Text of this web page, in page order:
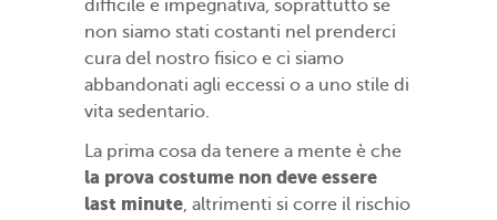
difficile e impegnativa, soprattutto se
non siamo stati costanti nel prenderci
cura del nostro fisico e ci siamo
abbandonati agli eccessi o a uno stile di
vita sedentario.
La prima cosa da tenere a mente è che
la prova costume non deve essere
last minute, altrimenti si corre il rischio